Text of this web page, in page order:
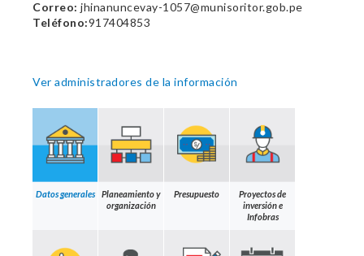
Correo: jhinanuncevay-1057@munisoritor.gob.pe
Teléfono:917404853
Ver administradores de la información
Datos generales
Planeamiento y
organización
Presupuesto
Proyectos de
inversión e
Infobras